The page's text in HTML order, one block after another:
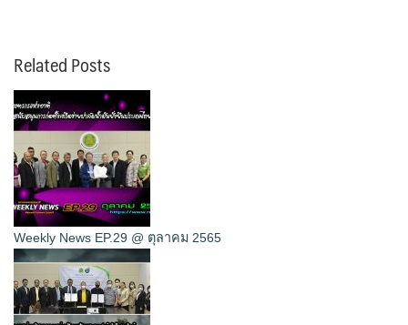
Related Posts
Weekly News EP.29 @ ตุลาคม 2565